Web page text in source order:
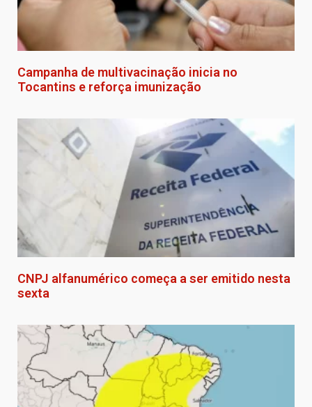
Campanha de multivacinação inicia no
Tocantins e reforça imunização
CNPJ alfanumérico começa a ser emitido nesta
sexta